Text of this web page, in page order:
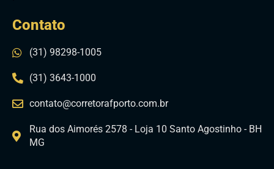
Contato
(31) 98298-1005
(31) 3643-1000
contato@corretorafporto.com.br
Rua dos Aimorés 2578 - Loja 10 Santo Agostinho - BH
MG